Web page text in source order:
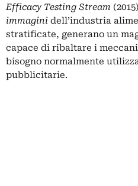
Efficacy Testing Stream
immagini dell’industria
stratificate, generano un
capace di ribaltare i
bisogno normalmente
pubblicitarie.